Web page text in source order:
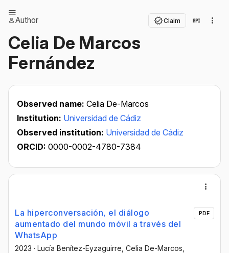
Author Claim
Celia De Marcos
Fernández
Observed name: Celia De-Marcos
Institution: Universidad de Cádiz
Observed institution: Universidad de Cádiz
ORCID: 0000-0002-4780-7384
La hiperconversación, el diálogo
aumentado del mundo móvil a través del
WhatsApp
2023 · Lucía Benítez-Eyzaguirre , Celia De-Marcos
PDF